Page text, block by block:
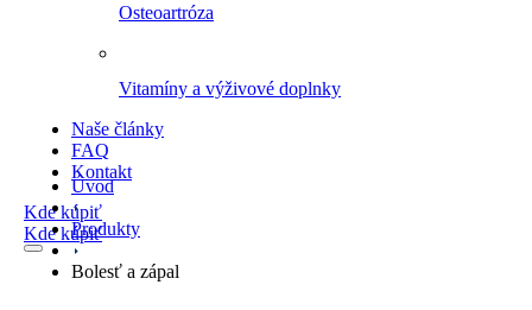
Osteoartróza
Vitamíny a výživové doplnky
Naše články
FAQ
Kontakt
Kde kúpiť
Kde kúpiť
Úvod
Produkty
Bolesť a zápal